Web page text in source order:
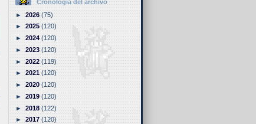
Cronología del archivo
►2026(75)
►2025(120)
►2024(120)
►2023(120)
►2022(119)
►2021(120)
►2020(120)
►2019(120)
►2018(122)
►2017(120)